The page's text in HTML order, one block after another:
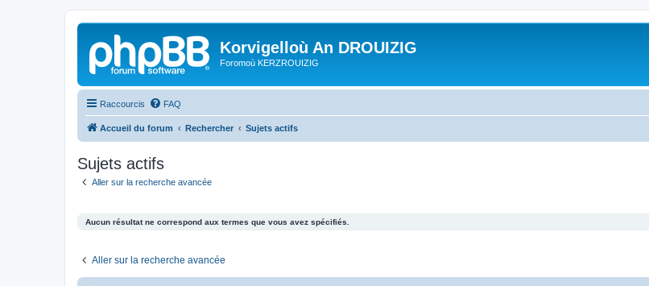
Korvigelloù An DROUIZIG
Foromoù KERZROUIZIG
Raccourcis FAQ
Accueil du forum Rechercher Sujets actifs
Sujets actifs
Aller sur la recherche avancée
Aucun résultat ne correspond aux termes que vous avez spécifiés.
Aller sur la recherche avancée